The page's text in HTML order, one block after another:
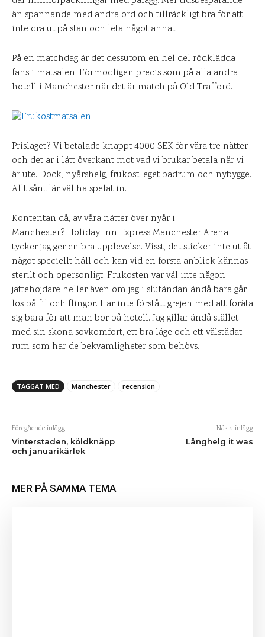
än spännande med andra ord och tillräckligt bra för att
inte dra ut på stan och leta något annat.
På en matchdag är det dessutom en hel del rödklädda
fans i matsalen. Förmodligen precis som på alla andra
hotell i Manchester när det är match på Old Trafford.
Prisläget? Vi betalade knappt 4000 SEK för våra tre nätter
och det är i lätt överkant mot vad vi brukar betala när vi
är ute. Dock, nyårshelg, frukost, eget badrum och nybygge.
Allt sånt lär väl ha spelat in.
Kontentan då, av våra nätter över nyår i
Manchester? Holiday Inn Express Manchester Arena
tycker jag ger en bra upplevelse. Visst, det sticker inte ut åt
något speciellt håll och kan vid en första anblick kännas
sterilt och opersonligt. Frukosten var väl inte någon
jättehöjdare heller även om jag i slutändan ändå bara går
lös på fil och flingor. Har inte förstått grejen med att föräta
sig bara för att man bor på hotell. Jag gillar ändå stället
med sin sköna sovkomfort, ett bra läge och ett välstädat
rum som har de bekvämligheter som behövs.
TAGGAT MED Manchester recension
Föregående inlägg
Vinterstaden, köldknäpp
och januarikärlek
Nästa inlägg
Långhelg it was
MER PÅ SAMMA TEMA